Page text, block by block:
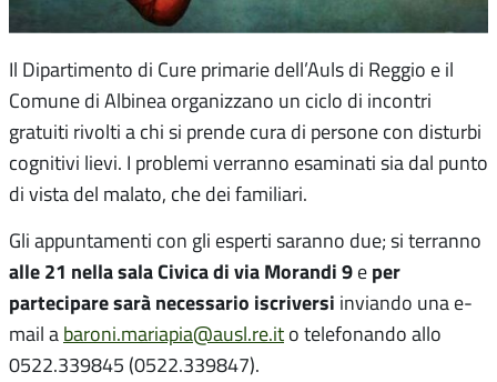
Il Dipartimento di Cure primarie dell’Auls di Reggio e il
Comune di Albinea organizzano un ciclo di incontri
gratuiti rivolti a chi si prende cura di persone con disturbi
cognitivi lievi. I problemi verranno esaminati sia dal punto
di vista del malato, che dei familiari.
Gli appuntamenti con gli esperti saranno due; si terranno
alle 21 nella sala Civica di via Morandi 9 e per
partecipare sarà necessario iscriversi inviando una e-
mail a baroni.mariapia@ausl.re.it o telefonando allo
0522.339845 (0522.339847).